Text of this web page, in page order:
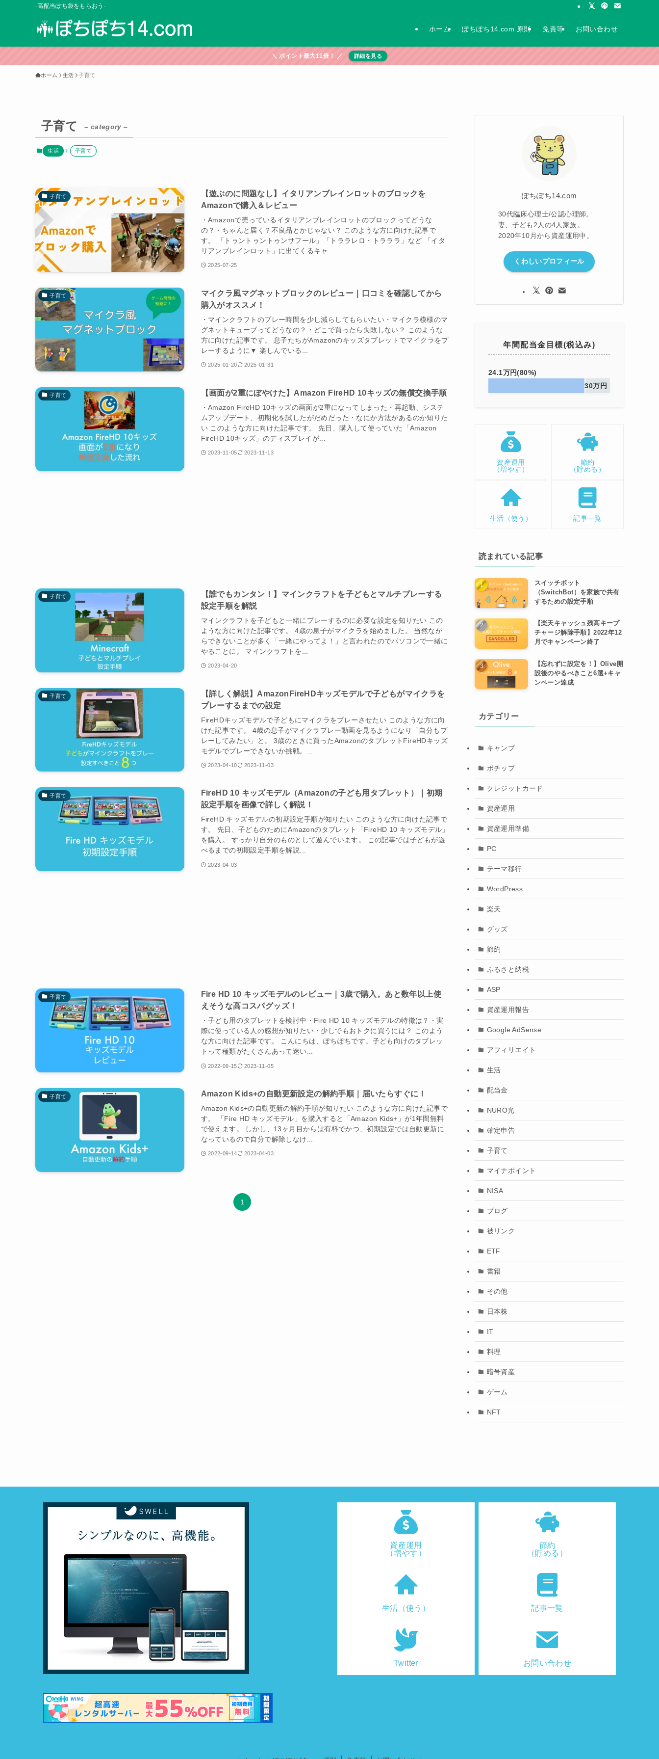
-高配当ぽち袋をもらおう-
ホーム ぽちぽち14.com 原則 免責等 お問い合わせ
＼ ポイント最大11倍！ ／ 詳細を見る
ホーム 生活 子育て
子育て – category –
生活 子育て
子育て
【遊ぶのに問題なし】イタリアンブレインロットのブロックを
Amazonで購入＆レビュー
・Amazonで売っているイタリアンブレインロットのブロックってどうな
の？・ちゃんと届く？不良品とかじゃない？ このような方に向けた記事で
す。 「トゥントゥントゥンサフール」「トララレロ・トラララ」など 「イタ
リアンブレインロット」に出てくるキャ...
2025-07-25
子育て
マイクラ風マグネットブロックのレビュー｜口コミを確認してから
購入がオススメ！
・マインクラフトのプレー時間を少し減らしてもらいたい・マイクラ模様のマ
グネットキューブってどうなの？・どこで買ったら失敗しない？ このような
方に向けた記事です。 息子たちがAmazonのキッズタブレットでマイクラをプ
レーするように▼ 楽しんでいる...
2025-01-20 2025-01-31
子育て 【画面が2重にぼやけた】Amazon FireHD 10キッズの無償交換手順
・Amazon FireHD 10キッズの画面が2重になってしまった・再起動、システ
ムアップデート、初期化を試したがだめだった・なにか方法があるのか知りた
い このような方に向けた記事です。 先日、購入して使っていた「Amazon
FireHD 10キッズ」のディスプレイが...
2023-11-05 2023-11-13
子育て
【誰でもカンタン！】マインクラフトを子どもとマルチプレーする
設定手順を解説
マインクラフトを子どもと一緒にプレーするのに必要な設定を知りたい この
ような方に向けた記事です。 4歳の息子がマイクラを始めました。 当然なが
らできないことが多く「一緒にやってよ！」と言われたのでパソコンで一緒に
やることに。 マインクラフトを...
2023-04-20
子育て
【詳しく解説】AmazonFireHDキッズモデルで子どもがマイクラを
プレーするまでの設定
FireHDキッズモデルで子どもにマイクラをプレーさせたい このような方に向
けた記事です。 4歳の息子がマイクラプレー動画を見るようになり「自分もプ
レーしてみたい」と。 3歳のときに買ったAmazonのタブレットFireHDキッズ
モデルでプレーできないか挑戦。...
2023-04-10 2023-11-03
子育て
FireHD 10 キッズモデル（Amazonの子ども用タブレット）｜初期
設定手順を画像で詳しく解説！
FireHD キッズモデルの初期設定手順が知りたい このような方に向けた記事で
す。 先日、子どものためにAmazonのタブレット「FireHD 10 キッズモデル」
を購入。 すっかり自分のものとして遊んでいます。 この記事では子どもが遊
べるまでの初期設定手順を解説...
2023-04-03
子育て
Fire HD 10 キッズモデルのレビュー｜3歳で購入。あと数年以上使
えそうな高コスパグッズ！
・子ども用のタブレットを検討中・Fire HD 10 キッズモデルの特徴は？・実
際に使っている人の感想が知りたい・少しでもおトクに買うには？ このよう
な方に向けた記事です。 こんにちは、ぽちぽちです。子ども向けのタブレッ
トって種類がたくさんあって迷い...
2022-09-15 2023-11-05
子育て Amazon Kids+の自動更新設定の解約手順｜届いたらすぐに！
Amazon Kids+の自動更新の解約手順が知りたい このような方に向けた記事で
す。 「Fire HD キッズモデル」を購入すると「Amazon Kids+」が1年間無料
で使えます。 しかし、13ヶ月目からは有料でかつ、初期設定では自動更新に
なっているので自分で解除しなけ...
2022-09-14 2023-04-03
1
ぽちぽち14.com
30代臨床心理士/公認心理師。
妻、子ども2人の4人家族。
2020年10月から資産運用中。
くわしいプロフィール
年間配当金目標(税込み)
24.1万円(80%)
30万円
資産運用
（増やす）
節約
（貯める）
生活（使う） 記事一覧
読まれている記事
スイッチボット
（SwitchBot）を家族で共有
するための設定手順
【楽天キャッシュ残高キープ
チャージ解除手順】2022年12
月でキャンペーン終了
【忘れずに設定を！】Olive開
設後のやるべきこと6選+キャ
ンペーン達成
カテゴリー
キャンプ
ポチップ
クレジットカード
資産運用
資産運用準備
PC
テーマ移行
WordPress
楽天
グッズ
節約
ふるさと納税
ASP
資産運用報告
Google AdSense
アフィリエイト
生活
配当金
NURO光
確定申告
子育て
マイナポイント
NISA
ブログ
被リンク
ETF
書籍
その他
日本株
IT
料理
暗号資産
ゲーム
NFT
資産運用
（増やす）
節約
（貯める）
生活（使う） 記事一覧
Twitter お問い合わせ